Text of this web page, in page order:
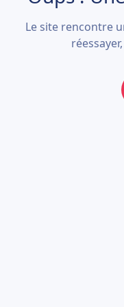
Le site rencontre